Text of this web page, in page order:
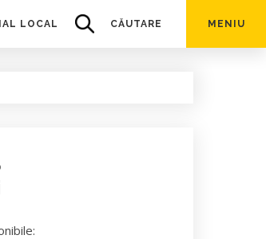
LOCAL CĂUTARE MENIU